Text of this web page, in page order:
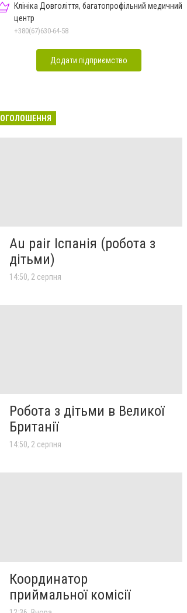
Клініка Довголіття, багатопрофільний медичний
центр
+380(67)630-64-58
Додати підприємство
ОГОЛОШЕННЯ
Au pair Іспанія (робота з
дітьми)
14:50, 2 серпня
Робота з дітьми в Великої
Британії
14:50, 2 серпня
Координатор
приймальної комісії